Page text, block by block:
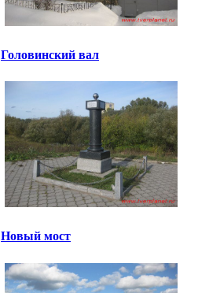
Головинский вал
Новый мост